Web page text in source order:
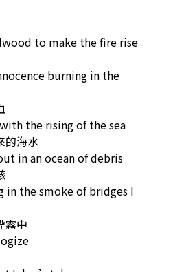
to make the fire rise
burning in the
the rising of the sea
的海水
in an ocean of debris
the smoke of bridges I
霧中